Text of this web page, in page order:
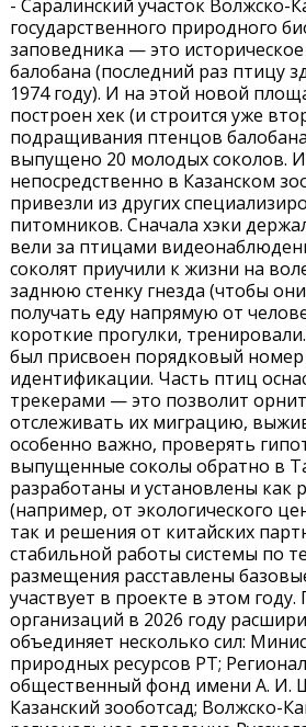
- Саралинский участок Волжско-
государственного природного
заповедника — это
балобана (последний раз птицу
1974 году). И на этой новой
построен хек (и строится уже
подращивания птенцов
выпущено 20 молодых соколов.
непосредственно в Казанском
привезли из других
питомников. Сначала хэки
вели за птицами
соколят приучили к жизни на
заднюю стенку гнезда (чтобы
получать еду напрямую от
короткие прогулки,
был присвоен порядковый номер
идентификации. Часть птиц
трекерами — это позволит
отслеживать их миграцию,
особенно важно, проверять
выпущенные соколы обратно в
разработаны и установлены как
(например, от экологического
так и решения от китайских
стабильной работы системы по
размещения расставлены
участвует в проекте в этом году.
организаций в 2026 году
объединяет несколько сил:
природных ресурсов РТ;
общественный фонд имени А. И.
Казанский зооботсад; Волжско-